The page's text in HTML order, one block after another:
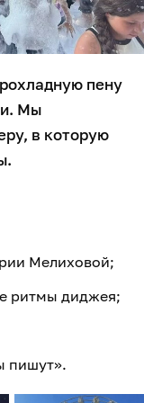
пену
Мы
в которую
Мелиховой;
ритмы диджея;
пишут».